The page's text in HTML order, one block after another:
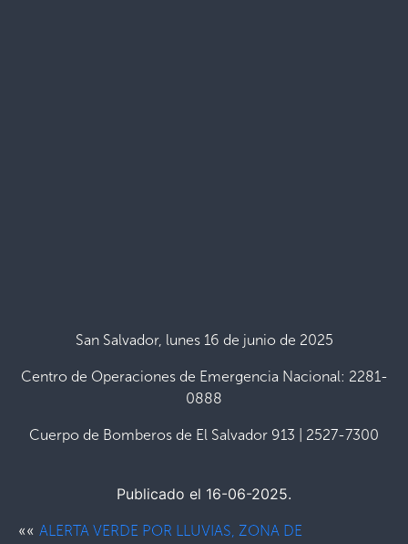
San Salvador, lunes 16 de junio de 2025
Centro de Operaciones de Emergencia Nacional: 2281-
0888
Cuerpo de Bomberos de El Salvador 913 | 2527-7300
Publicado el 16-06-2025.
«« ALERTA VERDE POR LLUVIAS, ZONA DE